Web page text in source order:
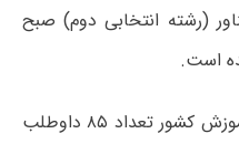
(رشته انتخابی دوم) صبح
بر اساس اعلام سازمان سنجش آموزش کشور تعداد ۸۵ داوطلب